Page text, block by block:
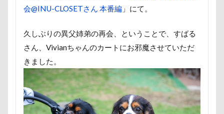
会@INU-CLOSETさん 本番編 」にて。
久しぶりの異父姉弟の再会、ということで、すばる
さん、Vivianちゃんのカートにお邪魔させていただ
きました。
DOGRUN+CAFE FETCH!
Doggy Box
DOG DEPT GARDEN HOTEL軽井沢
DELL
CAFE
Cocoちゃん
Cocoくん cocoroちゃん
Caffarel
PICA秩父
くりりんちゃん うぶちゃん
おもちゃ
おちゃし。 おすしちゃん
おしゃべ